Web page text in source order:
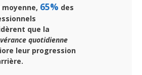
moyenne, 65% des
que la
quotidienne
leur progression